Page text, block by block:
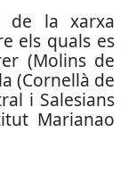
de la xarxa
els quals es
(Molins de
(Cornellà de
i Salesians
Marianao